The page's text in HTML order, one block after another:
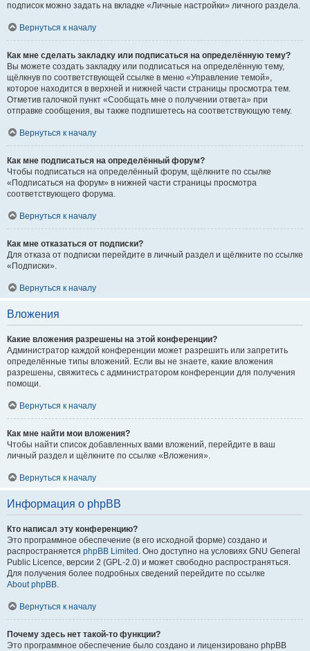
подписок можно задать на вкладке «Личные настройки» личного раздела.
Вернуться к началу
Как мне сделать закладку или подписаться на определённую тему?
Вы можете создать закладку или подписаться на определённую тему,
щёлкнув по соответствующей ссылке в меню «Управление темой»,
которое находится в верхней и нижней части страницы просмотра тем.
Отметив галочкой пункт «Сообщать мне о получении ответа» при
отправке сообщения, вы также подпишетесь на соответствующую тему.
Вернуться к началу
Как мне подписаться на определённый форум?
Чтобы подписаться на определённый форум, щёлкните по ссылке
«Подписаться на форум» в нижней части страницы просмотра
соответствующего форума.
Вернуться к началу
Как мне отказаться от подписки?
Для отказа от подписки перейдите в личный раздел и щёлкните по ссылке
«Подписки».
Вернуться к началу
Вложения
Какие вложения разрешены на этой конференции?
Администратор каждой конференции может разрешить или запретить
определённые типы вложений. Если вы не знаете, какие вложения
разрешены, свяжитесь с администратором конференции для получения
помощи.
Вернуться к началу
Как мне найти мои вложения?
Чтобы найти список добавленных вами вложений, перейдите в ваш
личный раздел и щёлкните по ссылке «Вложения».
Вернуться к началу
Информация о phpBB
Кто написал эту конференцию?
Это программное обеспечение (в его исходной форме) создано и
распространяется phpBB Limited . Оно доступно на условиях GNU General
Public Licence, версии 2 (GPL-2.0) и может свободно распространяться.
Для получения более подробных сведений перейдите по ссылке
About phpBB.
Вернуться к началу
Почему здесь нет такой-то функции?
Это программное обеспечение было создано и лицензировано phpBB